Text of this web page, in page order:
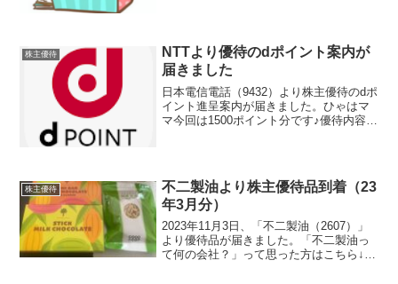
ね。昨年は...
株主優待
NTTより優待のdポイント案内が
届きました
日本電信電話（9432）より株主優待のdポ
イント進呈案内が届きました。ひゃはマ
マ今回は1500ポイント分です♪優待内容3
株主優待
不二製油より株主優待品到着（23
年3月分）
2023年11月3日、「不二製油（2607）」
より優待品が届きました。「不二製油っ
て何の会社？」って思った方はこちら↓今